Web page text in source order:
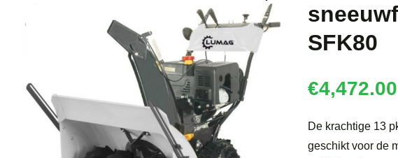
SFK80
€4,472.00
De krachtige 13
geschikt voor de